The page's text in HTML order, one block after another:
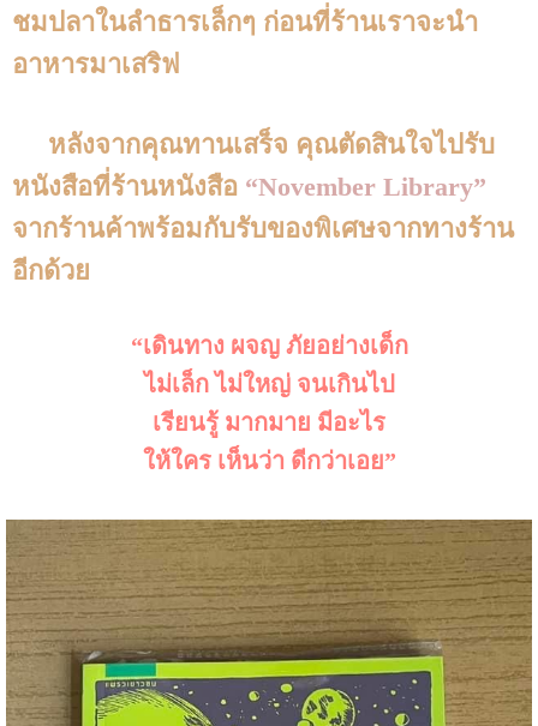
ชมปลาในลำธารเล็กๆ ก่อนที่ร้านเราจะนำ
อาหารมาเสริฟ
หลังจากคุณทานเสร็จ คุณตัดสินใจไปรับ
หนังสือที่ร้านหนังสือ “November Library”
จากร้านค้าพร้อมกับรับของพิเศษจากทางร้าน
อีกด้วย
“เดินทาง ผจญ ภัยอย่างเด็ก
ไม่เล็ก ไม่ใหญ่ จนเกินไป
เรียนรู้ มากมาย มีอะไร
ให้ใคร เห็นว่า ดีกว่าเอย”